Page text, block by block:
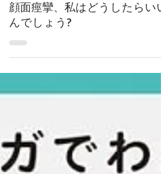
3月9日
読了時間: 4分
顔面痙攣、私はどうしたらいい
んでしょう?